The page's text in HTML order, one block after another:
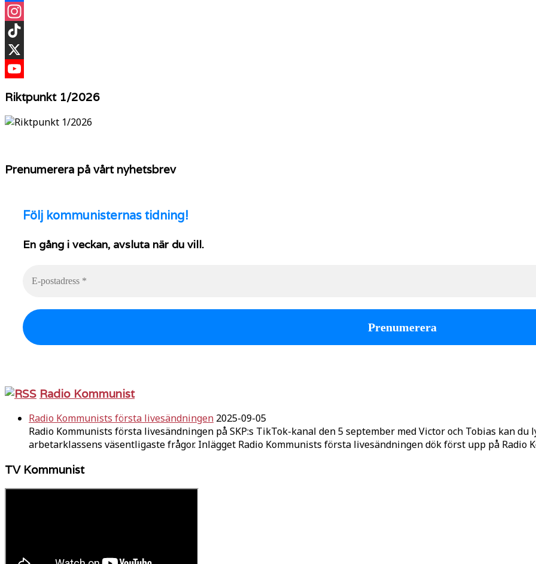
Facebook
Instagram
TikTok
X
Riktpunkt 1/2026
Prenumerera på vårt nyhetsbrev
Följ kommunisternas tidning!
En gång i veckan, avsluta när du vill.
Radio Kommunist
Radio Kommunists första livesändningen 2025-09-05
Radio Kommunists första livesändningen på SKP:s TikTok-kanal den 5 september med Victor och Tobias kan
arbetarklassens väsentligaste frågor. Inlägget Radio Kommunists första livesändningen dök först upp på Radio
TV Kommunist